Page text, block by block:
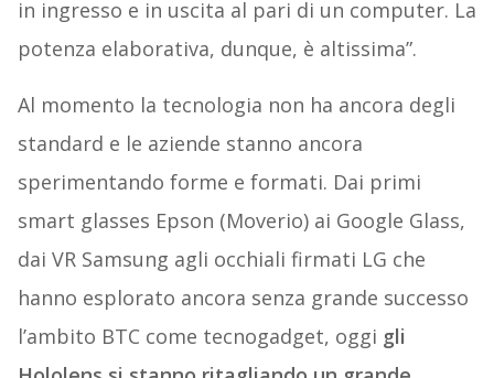
in ingresso e in uscita al pari di un computer. La
potenza elaborativa, dunque, è altissima”.
Al momento la tecnologia non ha ancora degli
standard e le aziende stanno ancora
sperimentando forme e formati. Dai primi
smart glasses Epson (Moverio) ai Google Glass,
dai VR Samsung agli occhiali firmati LG che
hanno esplorato ancora senza grande successo
l’ambito BTC come tecnogadget, oggi gli